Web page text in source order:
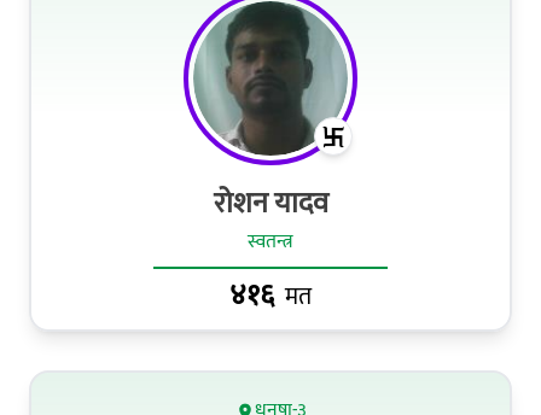
रोशन यादव
स्वतन्त्र
४१६ मत